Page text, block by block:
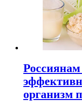
организм